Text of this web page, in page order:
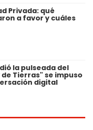
Privada: qué
a favor y cuáles
la pulseada del
Tierras" se impuso
digital